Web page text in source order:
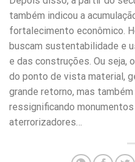
também indicou a
fortalecimento econômico.
buscam sustentabilidade e
e das construções. Ou seja,
do ponto de vista material,
grande retorno, mas
ressignificando
aterrorizadores…